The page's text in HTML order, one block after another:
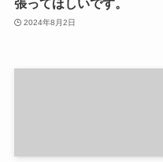
張ってほしいです。
2024年8月2日